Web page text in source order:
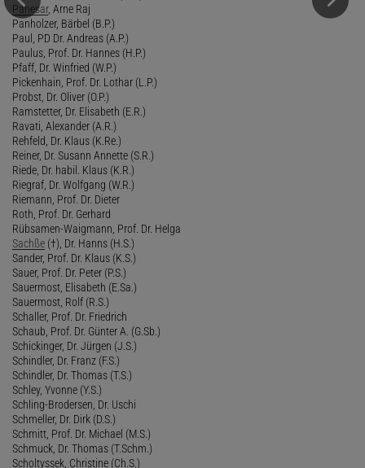
Panesar, Arne Raj
Panholzer, Bärbel (B.P.)
Paul, PD Dr. Andreas (A.P.)
Paulus, Prof. Dr. Hannes (H.P.)
Pfaff, Dr. Winfried (W.P.)
Pickenhain, Prof. Dr. Lothar (L.P.)
Probst, Dr. Oliver (O.P.)
Ramstetter, Dr. Elisabeth (E.R.)
Ravati, Alexander (A.R.)
Rehfeld, Dr. Klaus (K.Re.)
Reiner, Dr. Susann Annette (S.R.)
Riede, Dr. habil. Klaus (K.R.)
Riegraf, Dr. Wolfgang (W.R.)
Riemann, Prof. Dr. Dieter
Roth, Prof. Dr. Gerhard
Rübsamen-Waigmann, Prof. Dr. Helga
Sachße (†), Dr. Hanns (H.S.)
Sander, Prof. Dr. Klaus (K.S.)
Sauer, Prof. Dr. Peter (P.S.)
Sauermost, Elisabeth (E.Sa.)
Sauermost, Rolf (R.S.)
Schaller, Prof. Dr. Friedrich
Schaub, Prof. Dr. Günter A. (G.Sb.)
Schickinger, Dr. Jürgen (J.S.)
Schindler, Dr. Franz (F.S.)
Schindler, Dr. Thomas (T.S.)
Schley, Yvonne (Y.S.)
Schling-Brodersen, Dr. Uschi
Schmeller, Dr. Dirk (D.S.)
Schmitt, Prof. Dr. Michael (M.S.)
Schmuck, Dr. Thomas (T.Schm.)
Scholtyssek, Christine (Ch.S.)